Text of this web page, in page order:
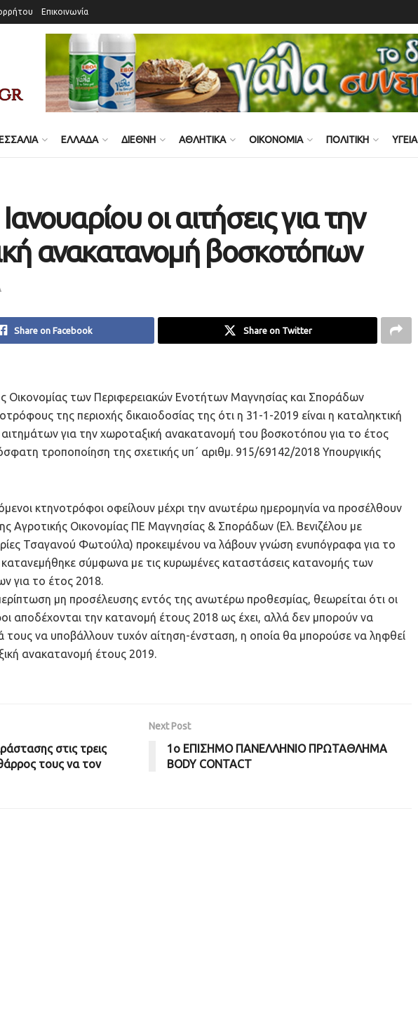
Επικοινωνία
ΕΛΛΑΔΑ ΔΙΕΘΝΗ ΑΘΛΗΤΙΚΑ ΟΙΚΟΝΟΜΙΑ ΠΟΛΙΤΙΚΗ ΥΓΕΙΑ
οι αιτήσεις για την
ανακατανομή βοσκοτόπων
Share on Facebook Share on Twitter
Οικονομίας των Περιφερειακών Ενοτήτων Μαγνησίας και Σποράδων
της περιοχής δικαιοδοσίας της ότι η 31-1-2019 είναι η καταληκτική
για την χωροταξική ανακατανομή του βοσκοτόπου για το έτος
τροποποίηση της σχετικής υπ΄ αριθμ. 915/69142/2018 Υπουργικής
κτηνοτρόφοι οφείλουν μέχρι την ανωτέρω ημερομηνία να προσέλθουν
Αγροτικής Οικονομίας ΠΕ Μαγνησίας & Σποράδων (Ελ. Βενιζέλου με
Τσαγανού Φωτούλα) προκειμένου να λάβουν γνώση ενυπόγραφα για το
σύμφωνα με τις κυρωμένες καταστάσεις κατανομής των
για το έτος 2018.
μη προσέλευσης εντός της ανωτέρω προθεσμίας, θεωρείται ότι οι
αποδέχονται την κατανομή έτους 2018 ως έχει, αλλά δεν μπορούν να
τους να υποβάλλουν τυχόν αίτηση-ένσταση, η οποία θα μπορούσε να ληφθεί
ανακατανομή έτους 2019.
στις τρεις
τους να τον
Next Post
1ο ΕΠΙΣΗΜΟ ΠΑΝΕΛΛΗΝΙΟ ΠΡΩΤΑΘΛΗΜΑ
BODY CONTACT